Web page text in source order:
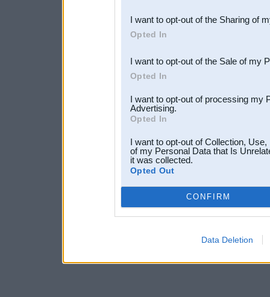
Downstream Participants
third parties.
I want to opt-out of the Sharing of
Opted In
I want to opt-out of the Sale of my
Opted In
I want to opt-out of processing my
Advertising.
Opted In
I want to opt-out of Collection,
of my Personal Data that Is
it was collected.
Opted Out
CONFIRM
Data Deletion